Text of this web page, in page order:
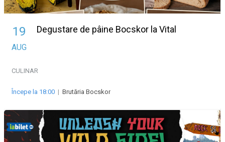
19
AUG
Degustare de pâine Bocskor la Vital
CULINAR
Începe la 18:00 | Brutăria Bocskor